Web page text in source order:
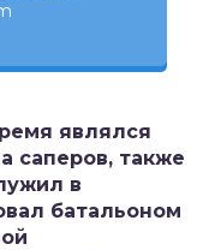
являлся
саперов, также
в
батальоном